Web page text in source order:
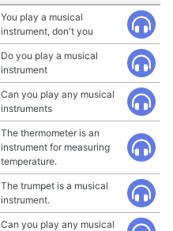
You play a musical
instrument, don't you
Do you play a musical
instrument
Can you play any musical
instruments
The thermometer is an
instrument for measuring
temperature.
The trumpet is a musical
instrument.
Can you play any musical